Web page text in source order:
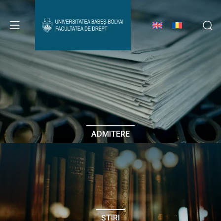
Avizier Studenți
Studii
Admitere
Erasmus & Internațional
Despre Facultate
ADMITERE
ȘTIRI